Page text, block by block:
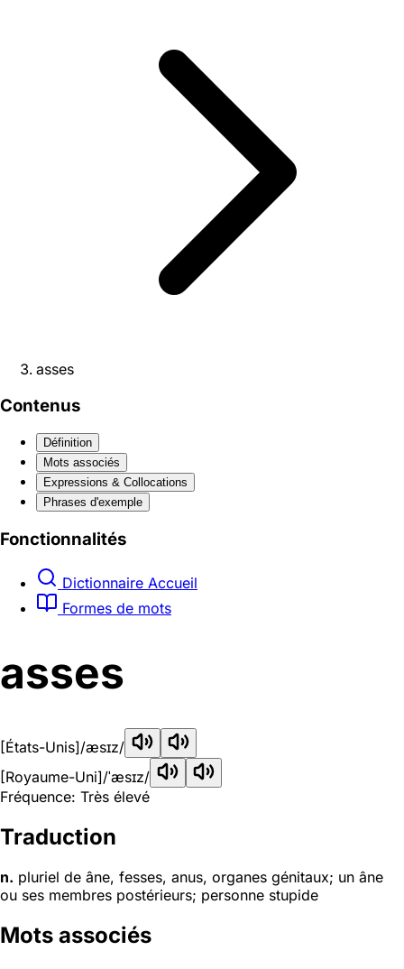
asses
Contenus
Définition
Mots associés
Expressions & Collocations
Phrases d'exemple
Fonctionnalités
Dictionnaire Accueil
Formes de mots
asses
[États-Unis]/æsɪz/
[Royaume-Uni]/ˈæsɪz/
Fréquence: Très élevé
Traduction
n. pluriel de âne, fesses, anus, organes génitaux; un âne
ou ses membres postérieurs; personne stupide
Mots associés